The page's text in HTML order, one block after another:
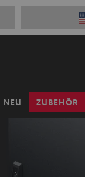
NEU ZUBEHÖR